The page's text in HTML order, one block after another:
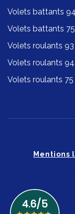
Volets battants 94
Volets battants 75
Volets roulants 93
Volets roulants 94
Volets roulants 75
Mentions